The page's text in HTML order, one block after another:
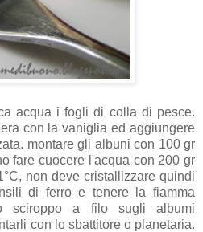
acqua i fogli di colla di pesce.
con la vaniglia ed aggiungere
montare gli albuni con 100 gr
fare cuocere l'acqua con 200 gr
non deve cristallizzare quindi
di ferro e tenere la fiamma
sciroppo a filo sugli albumi
con lo sbattitore o planetaria.